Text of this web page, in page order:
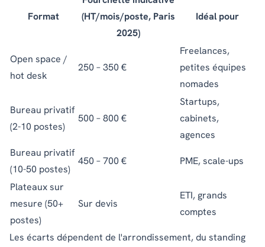
Format
(HT/mois/poste, Paris
2025)
Idéal pour
Open space /
hot desk
250 – 350 €
Freelances,
petites équipes
nomades
Bureau privatif
(2-10 postes)
500 – 800 €
Startups,
cabinets,
agences
Bureau privatif
(10-50 postes)
450 – 700 € PME, scale-ups
Plateaux sur
mesure (50+
postes)
Sur devis
ETI, grands
comptes
Les écarts dépendent de l'arrondissement, du standing